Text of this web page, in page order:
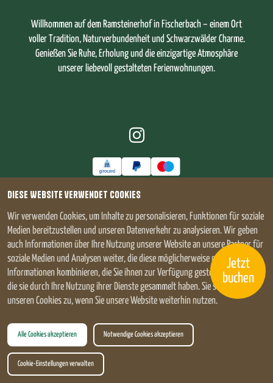
Diese Website verwendet Cookies
Wir verwenden Cookies, um Inhalte zu personalisieren, Funktionen für soziale
Medien bereitzustellen und unseren Datenverkehr zu analysieren. Wir geben
auch Informationen über Ihre Nutzung unserer Website an unsere Partner für
soziale Medien und Analysen weiter, die diese möglicherweise mit anderen
Informationen kombinieren, die Sie ihnen zur Verfügung gestellt haben oder
die sie durch Ihre Nutzung ihrer Dienste gesammelt haben. Sie stimmen
unseren Cookies zu, wenn Sie unsere Website weiterhin nutzen.
Alle Cookies akzeptieren Notwendige Cookies akzeptieren
Cookie-Einstellungen verwalten
Willkommen auf dem Ramsteinerhof in Fischerbach – einem Ort
voller Tradition, Naturverbundenheit und Schwarzwälder Charme.
Genießen Sie Ruhe, Erholung und die einzigartige Atmosphäre
unserer liebevoll gestalteten Ferienwohnungen.
© 2026 - Ramsteinerhof Fischerbach - Alle Rechte vorbehalten.
Jetzt
buchen